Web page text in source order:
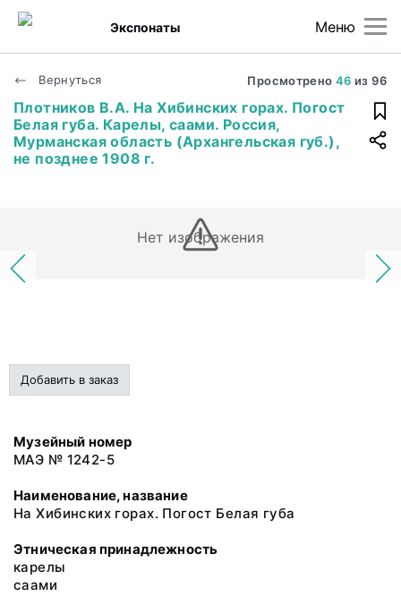
Меню
Экспонаты
Вернуться Просмотрено 46 из96
Плотников В.А. На Хибинских горах. Погост
Белая губа. Карелы, саами. Россия,
Мурманская область (Архангельская губ.),
не позднее 1908 г.
Нет изображения
Добавить в заказ
Музейный номер
МАЭ № 1242-5
Наименование, название
На Хибинских горах. Погост Белая губа
Этническая принадлежность
карелы
саами